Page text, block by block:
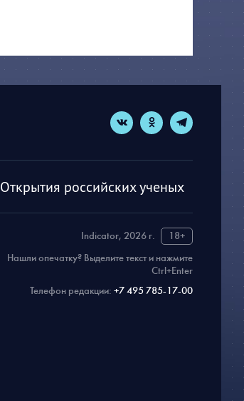
Открытия российских ученых
Indicator, 2026 г.
18+
Нашли опечатку? Выделите текст и нажмите
Ctrl+Enter
Телефон редакции: +7 495 785-17-00